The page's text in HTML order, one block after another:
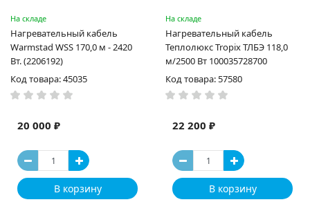
На складе
Нагревательный кабель
Warmstad WSS 170,0 м - 2420
Вт. (2206192)
Код товара: 45035
20 000 ₽
В корзину
На складе
Нагревательный кабель
Теплолюкс Tropix ТЛБЭ 118,0
м/2500 Вт 100035728700
Код товара: 57580
22 200 ₽
В корзину